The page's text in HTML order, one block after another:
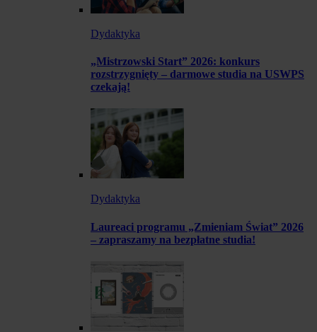
Dydaktyka
„Mistrzowski Start” 2026: konkurs
rozstrzygnięty – darmowe studia na USWPS
czekają!
Dydaktyka
Laureaci programu „Zmieniam Świat” 2026
– zapraszamy na bezpłatne studia!